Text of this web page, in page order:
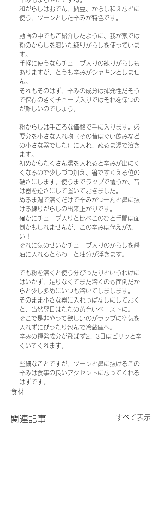
和がらしはおでん、納豆、からし和えなどに
使う、ツーンとした辛みが特色です。
動画の中でもご紹介したように、我が家では
粉のからしを溶いた練りがらしを使っていま
す。
手軽に使うならチューブ入りの練りがらしも
ありますが、どうも辛みがシャキンとしませ
ん。
それもそのはず、辛みの成分は揮発性だそう
で保存のきくチューブ入りではそれを保つの
が難しいのでしょう。
粉からしは手ごろな価格で手に入ります。必
要分を小さな入れ物（その昔はぐい飲みなど
の小さな器でした）に入れ、ぬるま湯で溶き
ます。
初めからたくさん湯を入れると辛みが出にく
くなるので少しづつ加え、箸ですくえる位の
硬さにします。使うまでラップで覆うか、昔
は器を逆さにして置いておきました。
ぬるま湯で溶くだけで辛みがつーんと鼻に抜
ける練りがらしの出来上がりです。
確かにチューブ入りと比べこのひと手間は面
倒かもしれませんが、この辛みは代えがた
い！
それに気のせいかチューブ入りのからしを醤
油に入れるとふわ―と油分が浮きます。
でも粉を溶くと使う分ぴったりというわけに
はいかず、足りなくてまた溶くのも面倒だか
らと少し多めにいつも溶いてしまします。
そのまま小さな器に入れっぱなしにしておく
と、当然翌日はただの黄色いペーストに。
そこで是非やって欲しいのがラップに空気を
入れずにぴったり包んで冷蔵庫へ。
辛みの揮発成分が飛ばず2、3日はピリッと辛
くいてくれます。
些細なことですが、ツーンと鼻に抜けるこの
辛みは食事の良いアクセントになってくれる
はずです。
食材
関連記事 すべて表示